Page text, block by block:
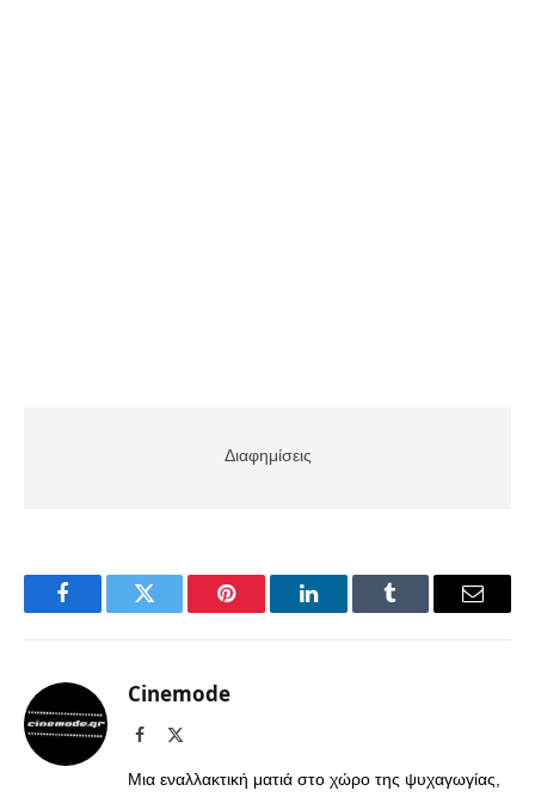
Διαφημίσεις
FacebookTwitter Pinterest LinkedInTumblr Email
Cinemode
Facebook
Μια εναλλακτική ματιά στο χώρο της ψυχαγωγίας,